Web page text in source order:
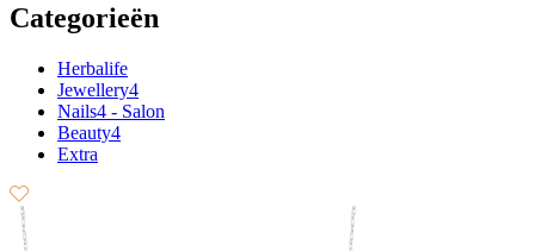
Categorieën
Herbalife
Jewellery4
Nails4 - Salon
Beauty4
Extra